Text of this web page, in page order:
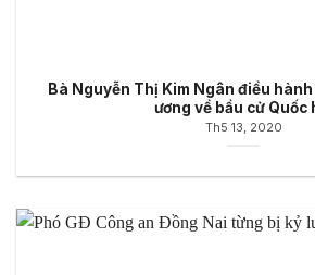
Bà Nguyễn Thị Kim Ngân điều
ương về bầu cử Quốc
Th5 13, 2020